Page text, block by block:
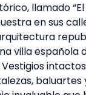
llamado
en sus
villa española